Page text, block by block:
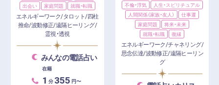
出会い
家庭問題 就職・転職
エネルギーワーク/タロット/四柱
推命/波動修正/遠隔ヒーリング/
霊視・透視
みんなの電話占い
在籍
1 分 355 円〜
不倫・浮気
人生・スピリチュアル
人間関係（家族・友人）
仕事運
家庭問題
将来・未来
就職・転職
復縁
エネルギーワーク/チャネリング/
思念伝達/波動修正/遠隔ヒーリン
グ